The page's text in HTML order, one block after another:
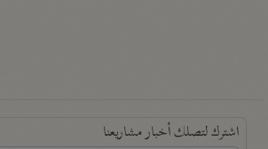
اشترك لتصلك أخبار مشاريعنا